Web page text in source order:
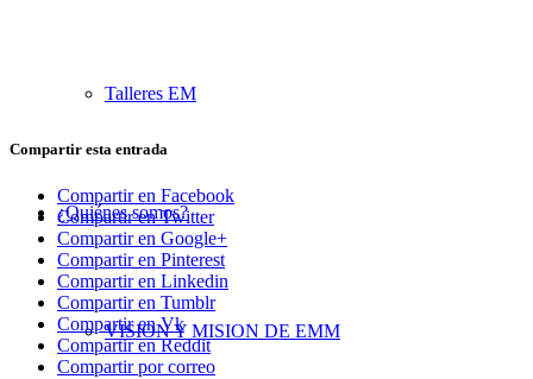
Talleres EM
¿Quiénes somos?
VISION Y MISION DE EMM
Compartir esta entrada
Compartir en Facebook
Compartir en Twitter
Compartir en Google+
Compartir en Pinterest
Compartir en Linkedin
Compartir en Tumblr
Compartir en Vk
Compartir en Reddit
Compartir por correo